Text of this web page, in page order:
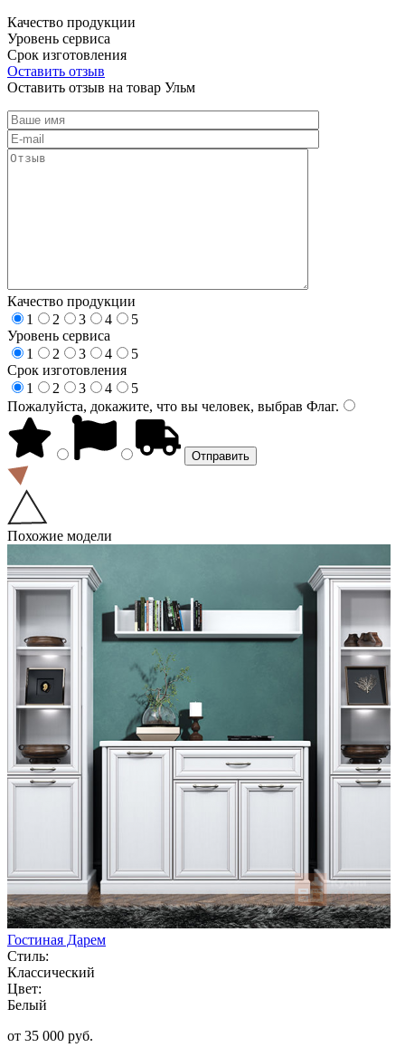
Качество продукции
Уровень сервиса
Срок изготовления
Оставить отзыв
Оставить отзыв на товар Ульм
Качество продукции
1
2 3 4
5
Уровень сервиса
1
2 3 4
5
Срок изготовления
1
2 3 4
5
Пожалуйста, докажите, что вы человек, выбрав Флаг.
Похожие модели
Гостиная Дарем
Стиль:
Классический
Цвет:
Белый
от 35 000 руб.